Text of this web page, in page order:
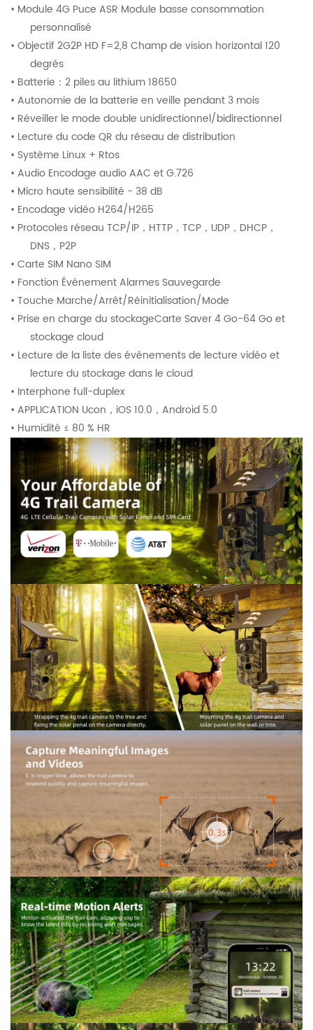
• Module 4G Puce ASR Module basse consommation
personnalisé
• Objectif 2G2P HD F=2,8 Champ de vision horizontal 120
degrés
• Batterie ： 2 piles au lithium 18650
• Autonomie de la batterie en veille pendant 3 mois
• Réveiller le mode double unidirectionnel/bidirectionnel
• Lecture du code QR du réseau de distribution
• Système Linux + Rtos
• Audio Encodage audio AAC et G.726
• Micro haute sensibilité - 38 dB
• Encodage vidéo H264/H265
• Protocoles réseau TCP/IP ， HTTP ， TCP ， UDP ， DHCP ，
DNS ， P2P
• Carte SIM Nano SIM
• Fonction Événement Alarmes Sauvegarde
• Touche Marche/Arrêt/Réinitialisation/Mode
• Prise en charge du stockageCarte Saver 4 Go-64 Go et
stockage cloud
• Lecture de la liste des événements de lecture vidéo et
lecture du stockage dans le cloud
• Interphone full-duplex
• APPLICATION Ucon ， iOS 10.0 ， Android 5.0
• Humidité ≤ 80 % HR